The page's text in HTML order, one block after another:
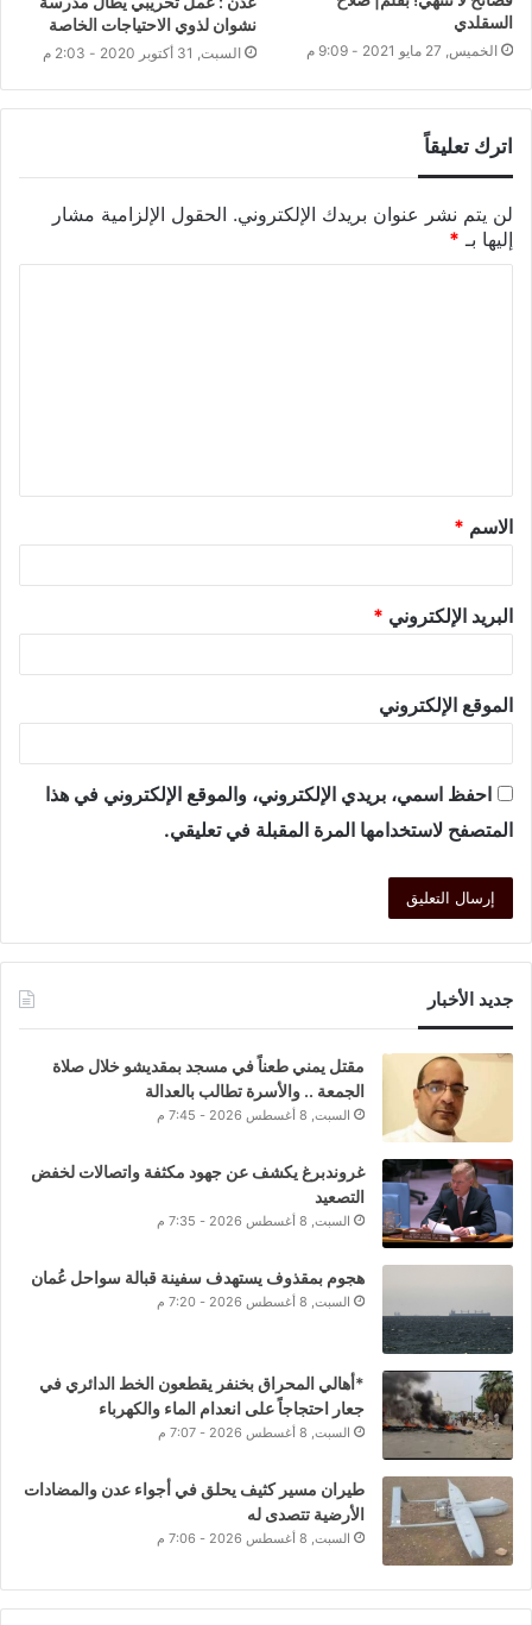
السقلدي
الخميس, 27 مايو 2021 - 9:09 م
نشوان لذوي الاحتياجات الخاصة
السبت, 31 أكتوبر 2020 - 2:03 م
اترك تعليقاً
لن يتم نشر عنوان بريدك الإلكتروني. الحقول الإلزامية مشار
إليها بـ *
الاسم *
البريد الإلكتروني *
الموقع الإلكتروني
احفظ اسمي، بريدي الإلكتروني، والموقع الإلكتروني في هذا
المتصفح لاستخدامها المرة المقبلة في تعليقي.
جديد الأخبار
مقتل يمني طعناً في مسجد بمقديشو خلال صلاة
الجمعة .. والأسرة تطالب بالعدالة
السبت, 8 أغسطس 2026 - 7:45 م
غروندبرغ يكشف عن جهود مكثفة واتصالات لخفض
التصعيد
السبت, 8 أغسطس 2026 - 7:35 م
هجوم بمقذوف يستهدف سفينة قبالة سواحل عُمان
السبت, 8 أغسطس 2026 - 7:20 م
*أهالي المحراق بخنفر يقطعون الخط الدائري في
جعار احتجاجاً على انعدام الماء والكهرباء
السبت, 8 أغسطس 2026 - 7:07 م
طيران مسير كثيف يحلق في أجواء عدن والمضادات
الأرضية تتصدى له
السبت, 8 أغسطس 2026 - 7:06 م